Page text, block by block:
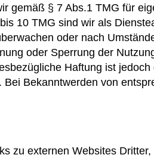
gemäß § 7 Abs.1 TMG für
10 TMG sind wir als
oder nach
oder Sperrung der
Haftung ist
Bei Bekanntwerden von
zu externen Websites